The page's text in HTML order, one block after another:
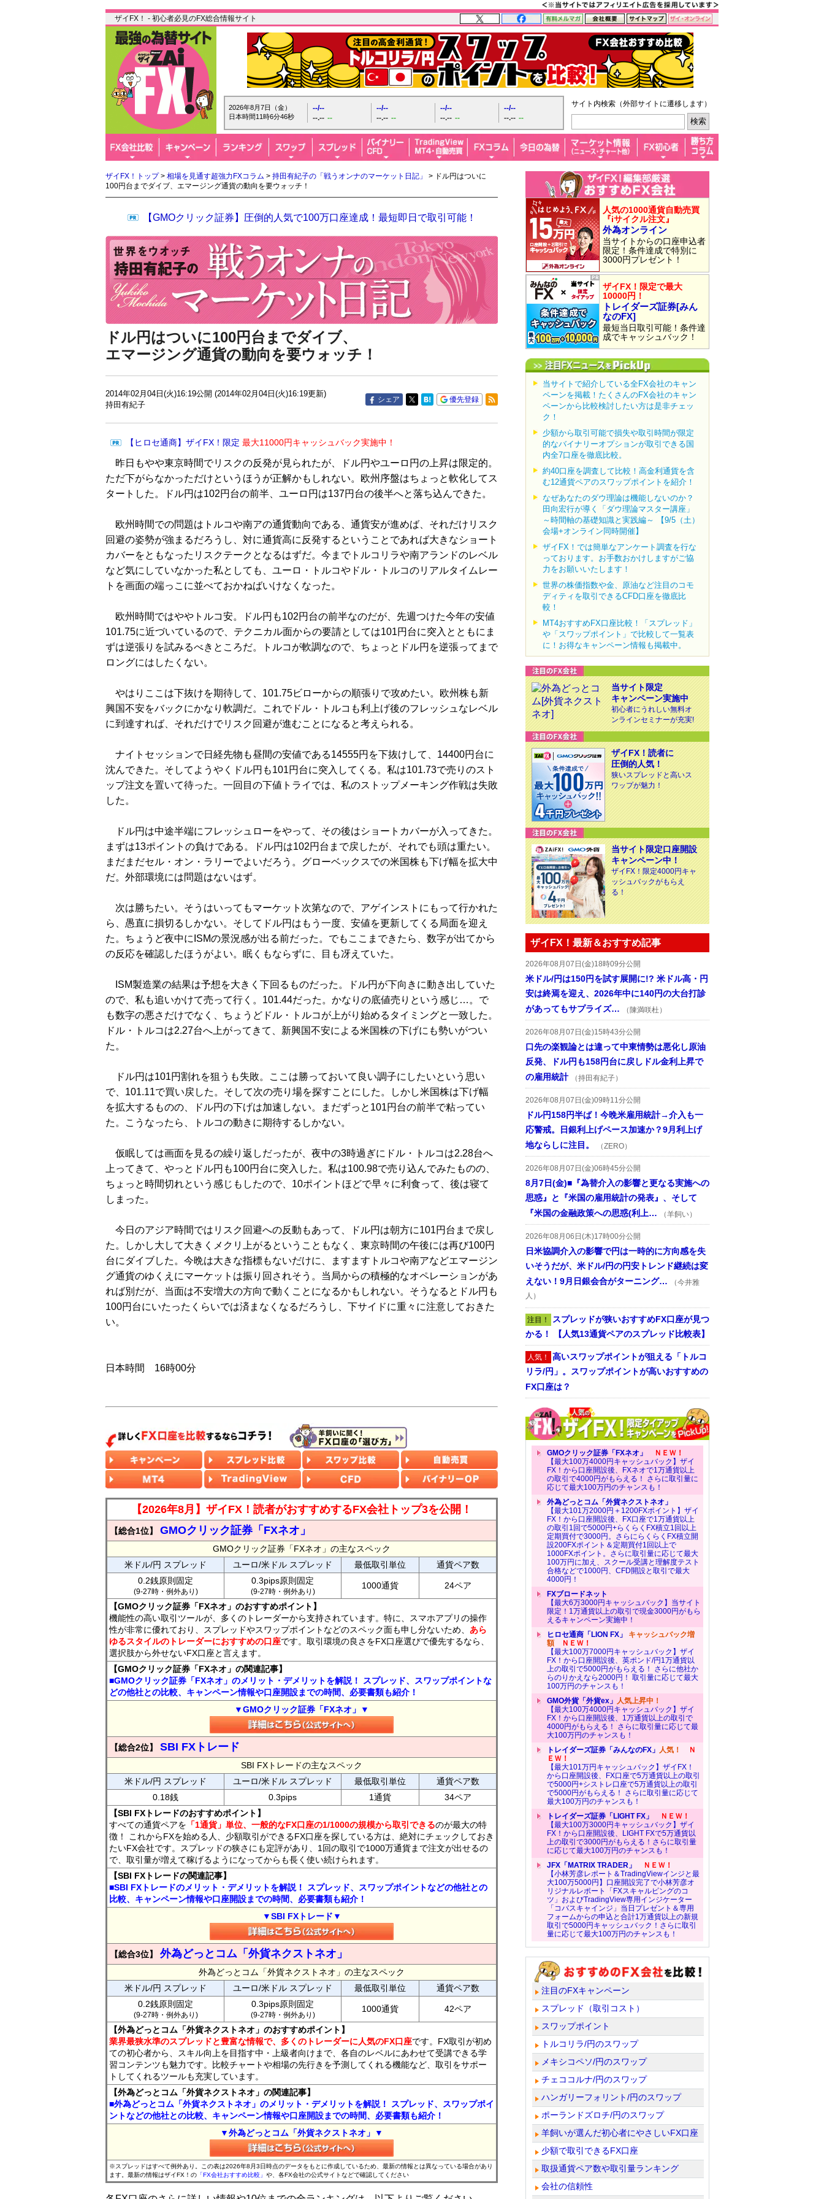
ザイFX！ - 初心者必見のFX総合情報サイト
2026年8月7日（金）
日本時間11時6分48秒
--/--
--.-- --
--/--
--.-- --
--/--
--.-- --
--/--
--.-- --
サイト内検索（外部サイトに遷移します）
ザイFX！トップ> 相場を見通す超強力FXコラム > 持田有紀子の「戦うオンナのマーケット日記」
> ドル円はついに
100円台までダイブ、エマージング通貨の動向を要ウォッチ！
【GMOクリック証券】圧倒的人気で100万口座達成！最短即日で取引可能！
ドル円はついに100円台までダイブ、
エマージング通貨の動向を要ウォッチ！
2014年02月04日(火)16:19公開 (2014年02月04日(火)16:19更新)
持田有紀子
シェア 優先登録
【ヒロセ通商】ザイFX！限定 最大11000円キャッシュバック実施中！
昨日もやや東京時間でリスクの反発が見られたが、ドル円やユーロ円の上昇は限定的。
ただ下がらなかっただけというほうが正解かもしれない。欧州序盤はちょっと軟化してス
タートした。ドル円は102円台の前半、ユーロ円は137円台の後半へと落ち込んできた。
欧州時間での問題はトルコや南アの通貨動向である、通貨安が進めば、それだけリスク
回避の姿勢が強まるだろうし、対に通貨高に反発するということであれば大きなショート
カバーをともなったリスクテークとなるはずだ。今までトルコリラや南アランドのレベル
など気にしていなかった私としても、ユーロ・トルコやドル・トルコのリアルタイムレー
トを画面の端っこに並べておかねばいけなくなった。
欧州時間ではややトルコ安。ドル円も102円台の前半なのだが、先週つけた今年の安値
101.75に近づいているので、テクニカル面からの要請としては101円台に突入とともにま
ずは逆張りを試みるべきところだ。トルコが軟調なので、ちょっとドル円を逆張ってまで
ロングにはしたくない。
やはりここは下抜けを期待して、101.75ビローからの順張りで攻めたい。欧州株も新
興国不安をバックにかなり軟調だ。これでドル・トルコも利上げ後のフレッシュなレベル
に到達すれば、それだけでリスク回避が進むことになると考えられる。
ナイトセッションで日経先物も昼間の安値である14555円を下抜けして、14400円台に
沈んできた。そしてようやくドル円も101円台に突入してくる。私は101.73で売りのスト
ップ注文を置いて待った。一回目の下値トライでは、私のストップメーキング作戦は失敗
した。
ドル円は中途半端にフレッシュローをやって、その後はショートカバーが入ってきた。
まずは13ポイントの負けである。ドル円は102円台まで戻したが、それでも頭は重たい。
まだまだセル・オン・ラリーでよいだろう。グローベックスでの米国株も下げ幅を拡大中
だ。外部環境には問題はないはず。
次は勝ちたい。そうはいってもマーケット次第なので、アゲインストにもって行かれた
ら、愚直に損切るしかない。そしてドル円はもう一度、安値を更新してくる局面を迎え
た。ちょうど夜中にISMの景況感が出る前だった。でもここまできたら、数字が出てから
の反応を確認したほうがよい。眠くもならずに、目も冴えていた。
ISM製造業の結果は予想を大きく下回るものだった。ドル円が下向きに動き出していた
ので、私も追いかけて売って行く。101.44だった。かなりの底値売りという感じ…。で
も数字の悪さだけでなく、ちょうどドル・トルコが上がり始めるタイミングと一致した。
ドル・トルコは2.27台へ上がってきて、新興国不安による米国株の下げにも勢いがつい
た。
ドル円は101円割れを狙うも失敗。ここは勝っておいて良い調子にしたいという思い
で、101.11で買い戻した。そして次の売り場を探すことにした。しかし米国株は下げ幅
を拡大するものの、ドル円の下げは加速しない。まだずっと101円台の前半で粘ってい
た。こうなったら、トルコの動きに期待するしかない。
仮眠しては画面を見るの繰り返しだったが、夜中の3時過ぎにドル・トルコは2.28台へ
上ってきて、やっとドル円も100円台に突入した。私は100.98で売り込んでみたものの、
ちょっと時間切れという感じもしたので、10ポイントほどで早々に利食って、後は寝て
しまった。
今日のアジア時間ではリスク回避への反動もあって、ドル円は朝方に101円台まで戻し
た。しかし大して大きくメクリ上がるということもなく、東京時間の午後には再び100円
台にダイブした。今晩は大きな指標もないだけに、ますますトルコや南アなどエマージン
グ通貨のゆくえにマーケットは振り回されそう。当局からの積極的なオペレーションがあ
れば別だが、当面は不安増大の方向で動くことになるかもしれない。そうなるとドル円も
100円台にいたったくらいでは済まなくなるだろうし、下サイドに重々に注意しておきた
い。
日本時間 16時00分
【2026年8月】ザイFX！読者がおすすめするFX会社トップ3を公開！
【総合1位】 GMOクリック証券「FXネオ」
GMOクリック証券「FXネオ」の主なスペック
米ドル/円 スプレッド
ユーロ/米ドル スプレッド 最低取引単位
通貨ペア数
0.2銭原則固定
(9-27時・例外あり)
0.3pips原則固定
(9-27時・例外あり)
1000通貨 24ペア
【GMOクリック証券「FXネオ」のおすすめポイント】
機能性の高い取引ツールが、多くのトレーダーから支持されています。特に、スマホアプリの操作
性が非常に優れており、スプレッドやスワップポイントなどのスペック面も申し分ないため、 あら
ゆるスタイルのトレーダーにおすすめの口座です。取引環境の良さをFX口座選びで優先するなら、
選択肢から外せないFX口座と言えます。
【GMOクリック証券「FXネオ」の関連記事】
■GMOクリック証券「FXネオ」のメリット・デメリットを解説！ スプレッド、スワップポイントな
どの他社との比較、キャンペーン情報や口座開設までの時間、必要書類も紹介！
▼GMOクリック証券「FXネオ」▼
【総合2位】 SBI FXトレード
SBI FXトレードの主なスペック
米ドル/円 スプレッド
ユーロ/米ドル スプレッド 最低取引単位
通貨ペア数
0.18銭
0.3pips 1通貨
34ペア
【SBI FXトレードのおすすめポイント】
すべての通貨ペアを 「1通貨」単位、一般的なFX口座の1/1000の規模から取引できるのが最大の特
徴！ これからFXを始める人、少額取引ができるFX口座を探している方は、絶対にチェックしておき
たいFX会社です。スプレッドの狭さにも定評があり、1回の取引で1000万通貨まで注文が出せるの
で、取引量が増えて稼げるようになってからも長く使い続けられます。
【SBI FXトレードの関連記事】
■SBI FXトレードのメリット・デメリットを解説！ スプレッド、スワップポイントなどの他社との
比較、キャンペーン情報や口座開設までの時間、必要書類も紹介！
▼SBI FXトレード▼
【総合3位】 外為どっとコム「外貨ネクストネオ」
外為どっとコム「外貨ネクストネオ」の主なスペック
米ドル/円 スプレッド
ユーロ/米ドル スプレッド 最低取引単位
通貨ペア数
0.2銭原則固定
(9-27時・例外あり)
0.3pips原則固定
(9-27時・例外あり)
1000通貨 42ペア
【外為どっとコム「外貨ネクストネオ」のおすすめポイント】
業界最狭水準のスプレッドと豊富な情報で、多くのトレーダーに人気のFX口座です。FX取引が初め
ての初心者から、スキル向上を目指す中・上級者向けまで、各自のレベルにあわせて受講できる学
習コンテンツも魅力です。比較チャートや相場の先行きを予測してくれる機能など、取引をサポー
トしてくれるツールも充実しています。
【外為どっとコム「外貨ネクストネオ」の関連記事】
■外為どっとコム「外貨ネクストネオ」のメリット・デメリットを解説！ スプレッド、スワップポイ
ントなどの他社との比較、キャンペーン情報や口座開設までの時間、必要書類も紹介！
▼外為どっとコム「外貨ネクストネオ」▼
※スプレッドはすべて例外あり。この表は2026年8月3日時点のデータをもとに作成しているため、最新の情報とは異なっている場合があり
ます。最新の情報はザイFX！の 「FX会社おすすめ比較」 や、各FX会社の公式サイトなどで確認してください
人気の1000通貨自動売買
『iサイクル注文』
外為オンライン
当サイトからの口座申込者
限定！条件達成で特別に
3000円プレゼント！
ザイFX！限定で最大
10000円！
トレイダーズ証券[みん
なのFX]
最短当日取引可能！条件達
成でキャッシュバック！
当サイトで紹介している全FX会社のキャン
ペーンを掲載！たくさんのFX会社のキャン
ペーンから比較検討したい方は是非チェッ
ク！
少額から取引可能で損失や取引時間が限定
的なバイナリーオプションが取引できる国
内全7口座を徹底比較。
約40口座を調査して比較！高金利通貨を含
む12通貨ペアのスワップポイントを紹介！
なぜあなたのダウ理論は機能しないのか？
田向宏行が導く「ダウ理論マスター講座」
～時間軸の基礎知識と実践編～ 【9/5（土）
会場+オンライン同時開催】
ザイFX！では簡単なアンケート調査を行な
っております。お手数おかけしますがご協
力をお願いいたします！
世界の株価指数や金、原油など注目のコモ
ディティを取引できるCFD口座を徹底比
較！
MT4おすすめFX口座比較！「スプレッド」
や「スワップポイント」で比較して一覧表
に！お得なキャンペーン情報も掲載中。
当サイト限定
キャンペーン実施中
初心者にうれしい無料オ
ンラインセミナーが充実!
ザイFX！読者に
圧倒的人気！
狭いスプレッドと高いス
ワップが魅力！
当サイト限定口座開設
キャンペーン中！
ザイFX！限定4000円キャ
ッシュバックがもらえ
る！
ザイFX！最新＆おすすめ記事
2026年08月07日(金)18時09分公開
米ドル/円は150円を試す展開に!? 米ドル高・円
安は終焉を迎え、2026年中に140円の大台打診
があってもサプライズ…
（陳満咲杜）
2026年08月07日(金)15時43分公開
口先の楽観論とは違って中東情勢は悪化し原油
反発、ドル円も158円台に戻しドル金利上昇で
の雇用統計
（持田有紀子）
2026年08月07日(金)09時11分公開
ドル円158円半ば！今晩米雇用統計→介入も一
応警戒。日銀利上げペース加速か？9月利上げ
地ならしに注目。
（ZERO）
2026年08月07日(金)06時45分公開
8月7日(金)■『為替介入の影響と更なる実施への
思惑』と『米国の雇用統計の発表』、そして
『米国の金融政策への思惑(利上…
（羊飼い）
2026年08月06日(木)17時00分公開
日米協調介入の影響で円は一時的に方向感を失
いそうだが、米ドル/円の円安トレンド継続は変
えない！9月日銀会合がターニング…
（今井雅
人）
注目！ スプレッドが狭いおすすめFX口座が見つ
かる！ 【人気13通貨ペアのスプレッド比較表】
人気！ 高いスワップポイントが狙える「トルコ
リラ/円」。スワップポイントが高いおすすめの
FX口座は？
GMOクリック証券「FXネオ」
ＮＥＷ！
【最大100万4000円キャッシュバック】ザイ
FX！から口座開設後、FXネオで1万通貨以上
の取引で4000円がもらえる！ さらに取引量に
応じて最大100万円のチャンスも！
外為どっとコム「外貨ネクストネオ」
【最大101万2000円＋1200FXポイント】ザイ
FX！から口座開設後、FX口座で1万通貨以上
の取引1回で5000円+らくらくFX積立1回以上
定期買付で3000円。さらにらくらくFX積立開
設200FXポイント＆定期買付1回以上で
1000FXポイント。さらに取引量に応じて最大
100万円に加え、スクール受講と理解度テスト
合格などで1000円、CFD開設と取引で最大
4000円！
FXブロードネット
【最大6万3000円キャッシュバック】当サイト
限定！1万通貨以上の取引で現金3000円がもら
えるキャンペーン実施中！
ヒロセ通商「LION FX」 キャッシュバック増
額ＮＥＷ！
【最大100万7000円キャッシュバック】ザイ
FX！から口座開設後、英ポンド/円1万通貨以
上の取引で5000円がもらえる！ さらに他社か
らのりかえなら2000円！ 取引量に応じて最大
100万円のチャンスも！
GMO外貨「外貨ex」 人気上昇中！
【最大100万4000円キャッシュバック】ザイ
FX！から口座開設後、1万通貨以上の取引で
4000円がもらえる！ さらに取引量に応じて最
大100万円のチャンスも！
トレイダーズ証券「みんなのFX」 人気！
Ｎ
ＥＷ！
【最大101万円キャッシュバック】ザイFX！
から口座開設後、FX口座で5万通貨以上の取引
で5000円+シストレ口座で5万通貨以上の取引
で5000円がもらえる！ さらに取引量に応じて
最大100万円のチャンスも！
トレイダーズ証券「LIGHT FX」
ＮＥＷ！
【最大100万3000円キャッシュバック】ザイ
FX！から口座開設後、LIGHT FXで5万通貨以
上の取引で3000円がもらえる！さらに取引量
に応じて最大100万円のチャンスも！
JFX「MATRIX TRADER」
ＮＥＷ！
【小林芳彦レポート＆TradingViewインジと最
大100万5000円】口座開設完了で小林芳彦オ
リジナルレポート「FXスキャルピングのコ
ツ」およびTradingView専用インジケーター
「コバスキャインジ」当日プレゼント＆専用
フォームからの申込と合計1万通貨以上の新規
取引で5000円キャッシュバック！さらに取引
量に応じて最大100万円のチャンスも！
注目のFXキャンペーン
スプレッド（取引コスト）
スワップポイント
トルコリラ/円のスワップ
メキシコペソ/円のスワップ
チェココルナ/円のスワップ
ハンガリーフォリント/円のスワップ
ポーランドズロチ/円のスワップ
羊飼いが選んだ初心者にやさしいFX口座
少額で取引できるFX口座
取扱通貨ペア数や取引量ランキング
会社の信頼性